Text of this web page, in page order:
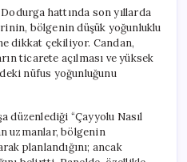
hattında son yıllarda
bölgenin düşük yoğunluklu
dikkat çekiliyor. Candan,
ticarete açılması ve yüksek
nüfus yoğunluğunu
düzenlediği “Çayyolu Nasıl
uzmanlar, bölgenin
planlandığını; ancak